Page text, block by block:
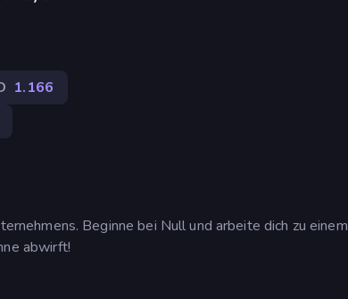
1.166
Beginne bei Null und arbeite dich zu einem
abwirft!